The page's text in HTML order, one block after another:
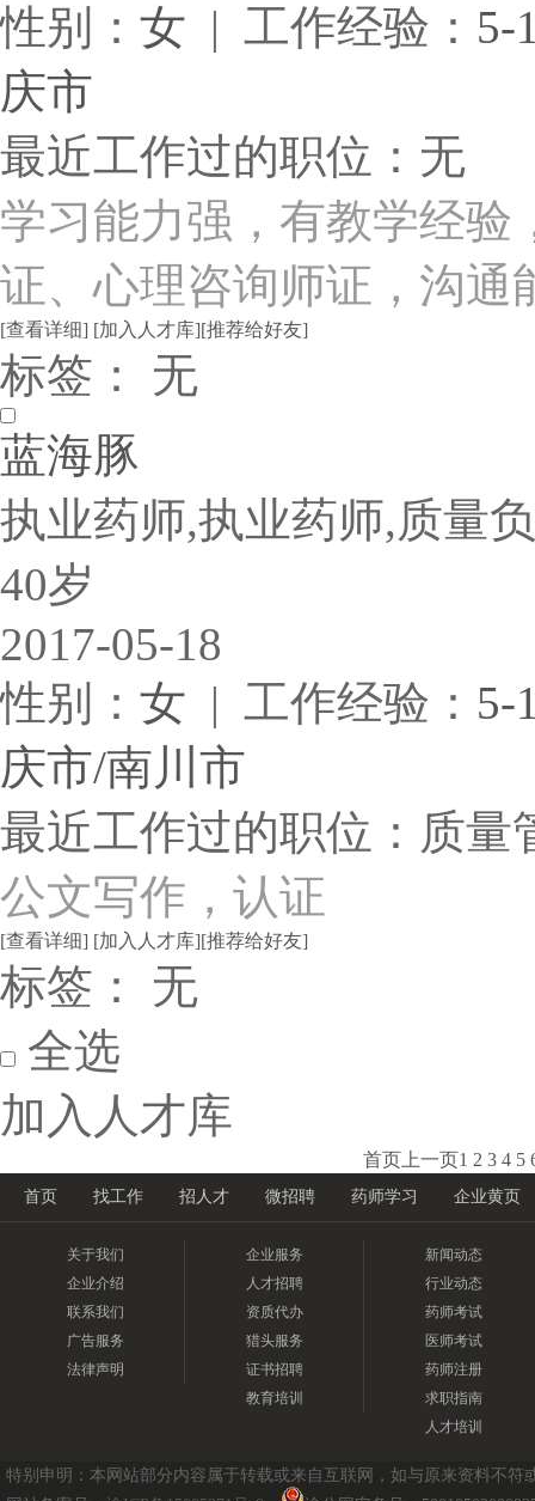
性别： 女 | 工作经验： 5-
庆市
最近工作过的职位：无
学习能力强，有教学经验
证、心理咨询师证，沟通
[查看详细] [加入人才库][推荐给好友]
标签： 无
蓝海豚
执业药师,执业药师,质量
40岁
2017-05-18
性别： 女 | 工作经验： 5-
庆市/南川市
最近工作过的职位：质量
公文写作，认证
[查看详细] [加入人才库][推荐给好友]
标签： 无
全选
加入人才库
首页 上一页1 2 3 4 5
首页 找工作 招人才 微招聘 药师学习 企业黄页
关于我们
企业介绍
联系我们
广告服务
法律声明
企业服务
人才招聘
资质代办
猎头服务
证书招聘
教育培训
新闻动态
行业动态
药师考试
医师考试
药师注册
求职指南
人才培训
特别申明：本网站部分内容属于转载或来自互联网，如与原来资料不